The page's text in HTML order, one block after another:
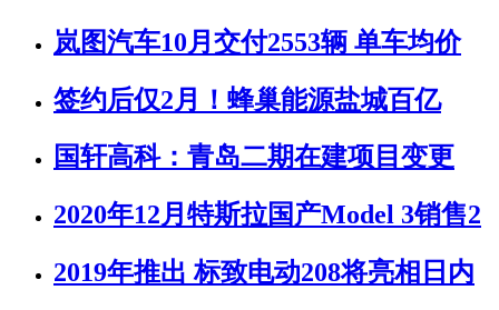
岚图汽车10月交付2553辆 单车均价
签约后仅2月！蜂巢能源盐城百亿
国轩高科：青岛二期在建项目变更
2020年12月特斯拉国产Model 3销售2
2019年推出 标致电动208将亮相日内